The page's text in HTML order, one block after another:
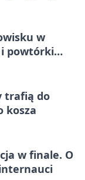
w
powtórki
trafią do
kosza
w finale. O